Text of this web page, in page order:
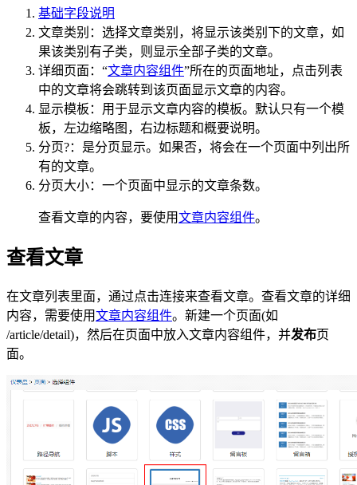
基础字段说明
文章类别：选择文章类别，将显示该类别下的文章，如
果该类别有子类，则显示全部子类的文章。
详细页面：“文章内容组件”所在的页面地址，点击列表
中的文章将会跳转到该页面显示文章的内容。
显示模板：用于显示文章内容的模板。默认只有一个模
板，左边缩略图，右边标题和概要说明。
分页?：是分页显示。如果否，将会在一个页面中列出所
有的文章。
分页大小：一个页面中显示的文章条数。
查看文章的内容，要使用文章内容组件。
查看文章
在文章列表里面，通过点击连接来查看文章。查看文章的详细
内容，需要使用文章内容组件。新建一个页面(如
/article/detail)，然后在页面中放入文章内容组件，并发布页
面。